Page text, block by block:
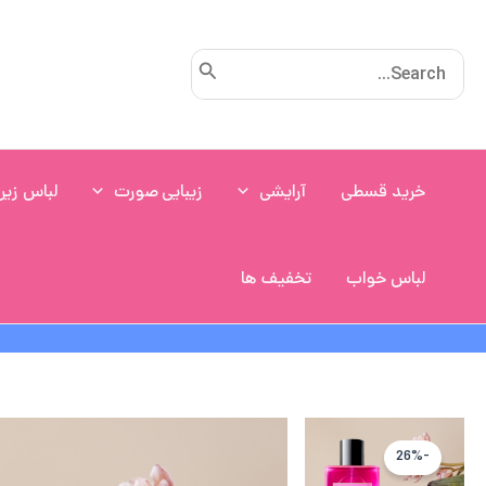
Search
for:
خرید قسطی آرایشی زیبایی صورت لباس زیر
لباس خواب تخفیف ها
-26%